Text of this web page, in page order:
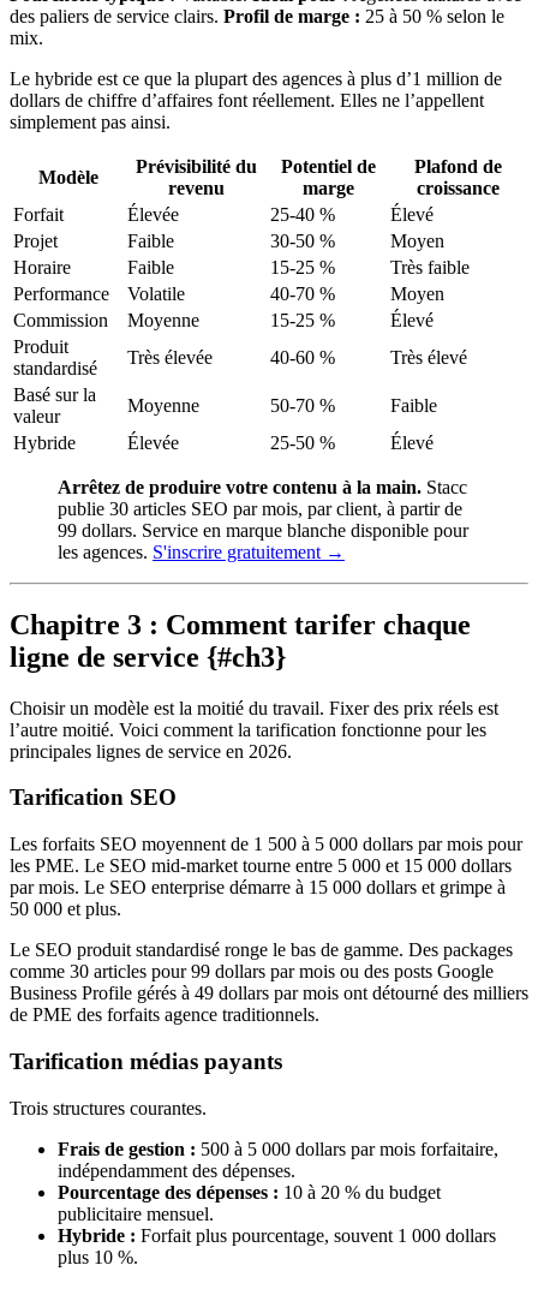
des paliers de service clairs. Profil de marge : 25 à 50 % selon le
mix.
Le hybride est ce que la plupart des agences à plus d’1 million de
dollars de chiffre d’affaires font réellement. Elles ne l’appellent
simplement pas ainsi.
Modèle
Prévisibilité du
revenu
Potentiel de
marge
Plafond de
croissance
Forfait
Élevée 25-40 %
Élevé
Projet
Faible 30-50 %
Moyen
Horaire
Faible 15-25 %
Très faible
Performance
Volatile 40-70 %
Moyen
Commission
Moyenne 15-25 %
Élevé
Produit
standardisé
Très élevée 40-60 %
Très élevé
Basé sur la
valeur
Moyenne 50-70 %
Faible
Hybride
Élevée 25-50 % Élevé
Arrêtez de produire votre contenu à la main. Stacc
publie 30 articles SEO par mois, par client, à partir de
99 dollars. Service en marque blanche disponible pour
les agences. S'inscrire gratuitement →
Chapitre 3 : Comment tarifer chaque
ligne de service {#ch3}
Choisir un modèle est la moitié du travail. Fixer des prix réels est
l’autre moitié. Voici comment la tarification fonctionne pour les
principales lignes de service en 2026.
Tarification SEO
Les forfaits SEO moyennent de 1 500 à 5 000 dollars par mois pour
les PME. Le SEO mid-market tourne entre 5 000 et 15 000 dollars
par mois. Le SEO enterprise démarre à 15 000 dollars et grimpe à
50 000 et plus.
Le SEO produit standardisé ronge le bas de gamme. Des packages
comme 30 articles pour 99 dollars par mois ou des posts Google
Business Profile gérés à 49 dollars par mois ont détourné des milliers
de PME des forfaits agence traditionnels.
Tarification médias payants
Trois structures courantes.
Frais de gestion : 500 à 5 000 dollars par mois forfaitaire,
indépendamment des dépenses.
Pourcentage des dépenses : 10 à 20 % du budget
publicitaire mensuel.
Hybride : Forfait plus pourcentage, souvent 1 000 dollars
plus 10 %.